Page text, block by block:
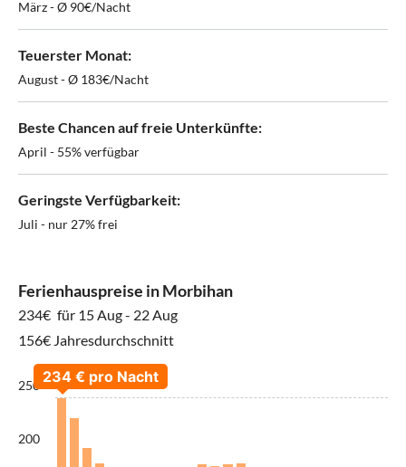
März - Ø 90€/Nacht
Teuerster Monat:
August - Ø 183€/Nacht
Beste Chancen auf freie Unterkünfte:
April - 55% verfügbar
Geringste Verfügbarkeit:
Juli - nur 27% frei
Ferienhauspreise in Morbihan
234€ für 15 Aug - 22 Aug
156€ Jahresdurchschnitt
250
200